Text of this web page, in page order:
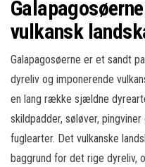
vulkansk
Galapagosøerne er et sandt
dyreliv og imponerende
en lang række sjældne
skildpadder, søløver,
fuglearter. Det vulkanske
baggrund for det rige dyreliv,